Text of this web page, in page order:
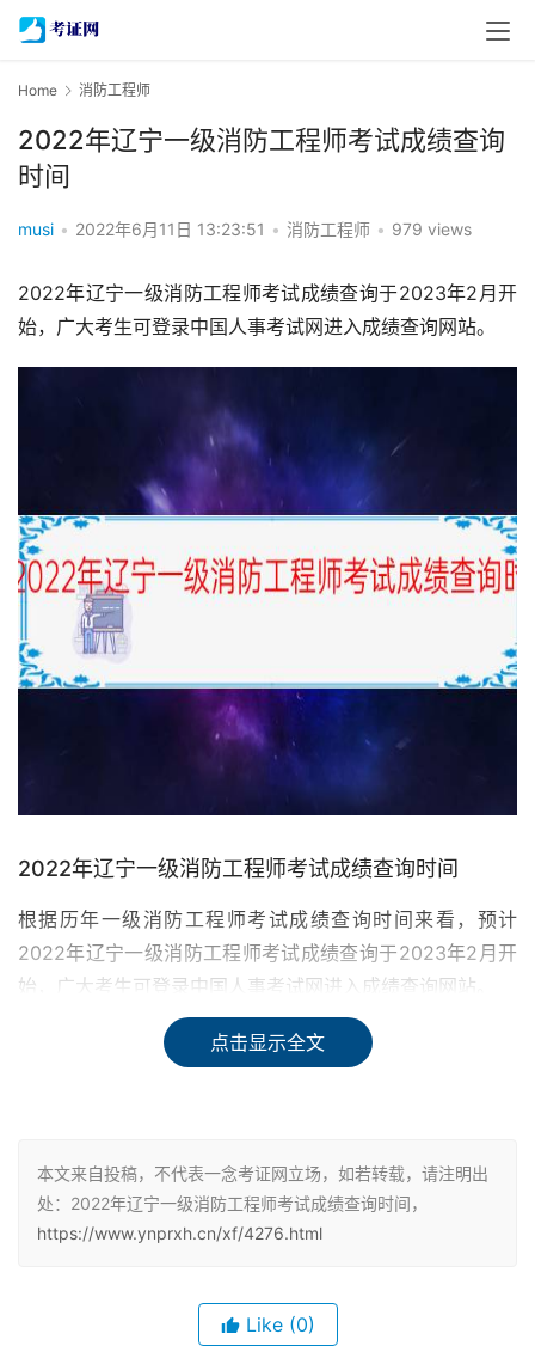
Home 消防工程师
2022年辽宁一级消防工程师考试成绩查询
时间
musi • 2022年6月11日 13:23:51 • 消防工程师 • 979 views
2022年辽宁一级消防工程师考试成绩查询于2023年2月开
始，广大考生可登录中国人事考试网进入成绩查询网站。
2022年辽宁一级消防工程师考试成绩查询时间
根据历年一级消防工程师考试成绩查询时间来看，预计
2022年辽宁一级消防工程师考试成绩查询于2023年2月开
始，广大考生可登录中国人事考试网进入成绩查询网站。
一级注册消防工程师资格考试成绩实行滚动管理，参加全部
内通过应试科目，方可取得一级注册消防工程师资格证书。
一级注册消防工程师证书注册有期限吗
根据《注册消防工程师制度暂行规定》，一级注册消防工程
师证书注册时间为自取得注册消防工程师资格证书之日起一
点击显示全文
本文来自投稿，不代表一念考证网立场，如若转载，请注明出
处：2022年辽宁一级消防工程师考试成绩查询时间，
https://www.ynprxh.cn/xf/4276.html
Like (0)